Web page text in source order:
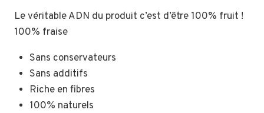
Le véritable ADN du produit c’est d’être 100% fruit !
100% fraise
Sans conservateurs
Sans additifs
Riche en fibres
100% naturels